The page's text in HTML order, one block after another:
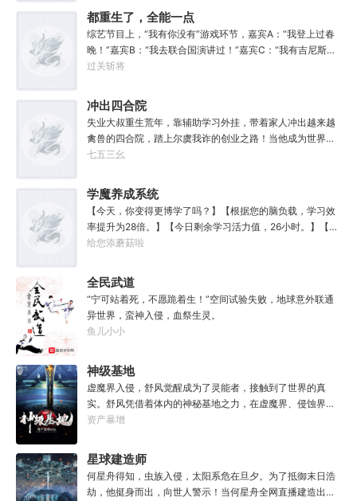
【叮，系统检测到你父亲在学校篮球赛中投入绝杀球，奖励
你职业级篮球技能！】……啊这？爸爸，请再努力一点，卷
娃不如卷自己呀！
都重生了，全能一点
怎么了？
综艺节目上，“我有你没有”游戏环节，嘉宾A：“我登上过春
晚！”嘉宾B：“我去联合国演讲过！”嘉宾C：“我有吉尼斯世
界纪录！”终于轮到张伟，他淡然一笑，开口说道：“我高考7
小金人！”“我有一等功奖章！”五杀，游戏瞬间结束！
过关斩将
冲出四合院
失业大叔重生荒年，靠辅助学习外挂，带着家人冲出越来越
禽兽的四合院，踏上尔虞我诈的创业之路！当他成为世界首
富后，回顾前路，竟发现四合院里的人，其实挺纯粹……
七五三幺
学魔养成系统
【今天，你变得更博学了吗？】【根据您的脑负载，学习效
率提升为28倍。】【今日剩余学习活力值，26小时。】【活
力值耗尽后，将无法获得知识。】【请通过系统内置功能进
卷来！
给您添蘑菇啦
全民武道
“宁可站着死，不愿跪着生！”空间试验失败，地球意外联通
异世界，蛮神入侵，血祭生灵。
鱼儿小小
神级基地
虚魔界入侵，舒风觉醒成为了灵能者，接触到了世界的真
实。舒风凭借着体内的神秘基地之力，在虚魔界、侵蚀界、
人间界三界之中一步步崛起，最终踏足巅峰。
资产暴增
星球建造师
何星舟得知，虫族入侵，太阳系危在旦夕。为了抵御末日浩
劫，他挺身而出，向世人警示！当何星舟全网直播建造出核